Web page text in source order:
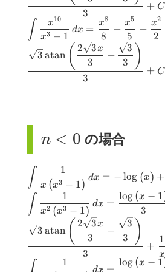
\sqrt{3} x}{3}
\right)}}{3}
\,dx
{x^{3}-1}
\,dx
\right)}}{3}-
+ x + 1
\dfrac{\sqrt{3}
{\left(\dfrac{2
3
+ C
\small
\displaystyle
\int
\dfrac{x^{10}}
{x^{3}-1} \,dx
∫ x3 − 1
x10
dx
\small =
{8} +
{5} +
{2} +
\dfrac{\sqrt{3}
\sqrt{3}
\right)}}{3}
=
8
x8
+
5
x5
+
2
x2
3
3 atan ( 3
2 3x +
3
3 )
+ C
n
<
0
n < 0 の場合
\small \displaystyle
\int \dfrac{1}{x
\left(x^{3}-1\right)}
\,dx
∫ x (x3 − 1)
1
dx
\small =-
\right)} +
\right)}}{3}
= −log (x) +
\small \displaystyle
\int \dfrac{1}
{x^{2}
\left(x^{3}-1\right)}
∫ x2 (x3 − 1)
1
dx
\small =
+ x + 1
=
3
log(x − 1
3
3 atan ( 3
2 3x +
3
3 )
+
x
1
\small \displaystyle
1
\small =
=
log(x − 1